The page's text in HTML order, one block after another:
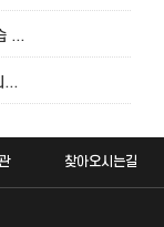
...
...
찾아오시는길